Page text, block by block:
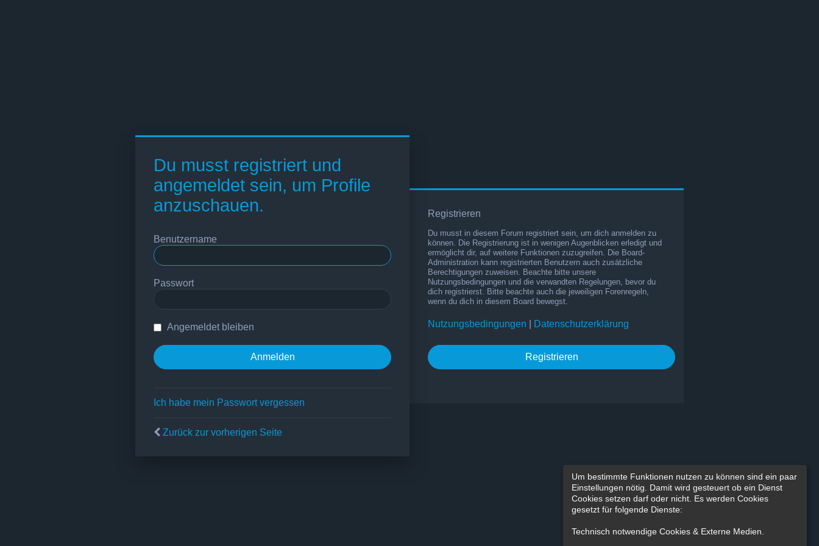
Du musst registriert und
angemeldet sein, um Profile
anzuschauen.
Benutzername
Passwort
Angemeldet bleiben
Ich habe mein Passwort vergessen
Zurück zur vorherigen Seite
Registrieren
Du musst in diesem Forum registriert sein, um dich anmelden zu
können. Die Registrierung ist in wenigen Augenblicken erledigt und
ermöglicht dir, auf weitere Funktionen zuzugreifen. Die Board-
Administration kann registrierten Benutzern auch zusätzliche
Berechtigungen zuweisen. Beachte bitte unsere
Nutzungsbedingungen und die verwandten Regelungen, bevor du
dich registrierst. Bitte beachte auch die jeweiligen Forenregeln,
wenn du dich in diesem Board bewegst.
Nutzungsbedingungen Datenschutzerklärung
Registrieren
Um bestimmte Funktionen nutzen zu können sind ein paar
Einstellungen nötig. Damit wird gesteuert ob ein Dienst
Cookies setzen darf oder nicht. Es werden Cookies
gesetzt für folgende Dienste:
Technisch notwendige Cookies & Externe Medien